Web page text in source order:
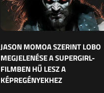
JASON MOMOA SZERINT LOBO
MEGJELENÉSE A SUPERGIRL-
FILMBEN HŰ LESZ A
KÉPREGÉNYEKHEZ